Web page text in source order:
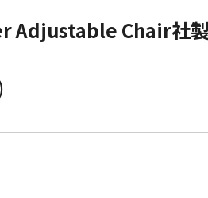
Adjustable Chair社